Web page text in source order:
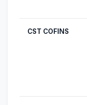
CST COFINS